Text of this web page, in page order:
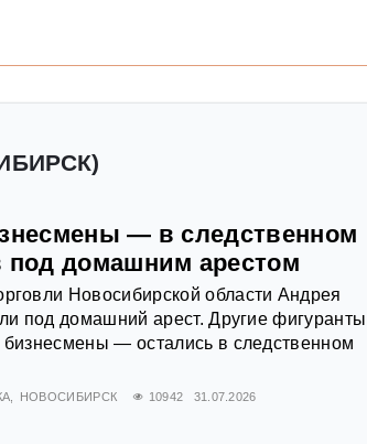
— в следственном
под домашним арестом
Новосибирской области Андрея
под домашний арест. Другие фигуранты
— остались в следственном
НОВОСИБИРСК 10942 31.07.2026